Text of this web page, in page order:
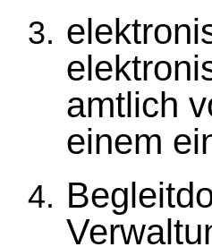
amtlich
einem